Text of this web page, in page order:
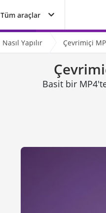
Tüm araçlar
Nasıl Yapılır Çevrimiçi
Basit bir